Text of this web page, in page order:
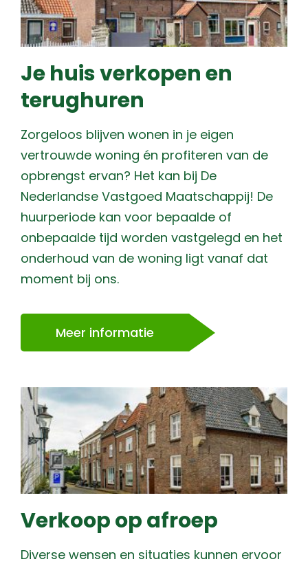
Je huis verkopen en
terughuren
Zorgeloos blijven wonen in je eigen
vertrouwde woning én profiteren van de
opbrengst ervan? Het kan bij De
Nederlandse Vastgoed Maatschappij! De
huurperiode kan voor bepaalde of
onbepaalde tijd worden vastgelegd en het
onderhoud van de woning ligt vanaf dat
moment bij ons.
Meer informatie
Verkoop op afroep
Diverse wensen en situaties kunnen ervoor